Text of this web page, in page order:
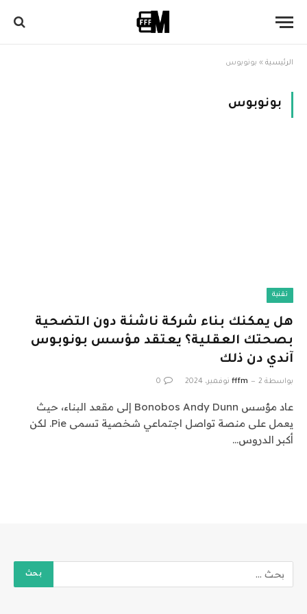
الرئيسية » بونوبوس
بونوبوس
تقنية
هل يمكنك بناء شركة ناشئة دون التضحية
بصحتك العقلية؟ يعتقد مؤسس بونوبوس
آندي دن ذلك
بواسطة fffm 2 نوفمبر، 2024 0
عاد مؤسس Bonobos Andy Dunn إلى مقعد البناء، حيث
يعمل على منصة تواصل اجتماعي شخصية تسمى Pie. لكن
أكبر الدروس…